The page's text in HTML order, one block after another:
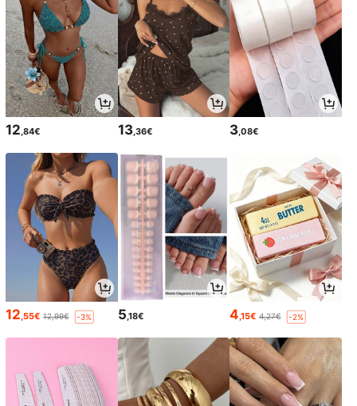
12,84€ 13,36€ 3,08€
12,55€ 12,99€ -3% 5,18€ 4,15€ 4,27€ -2%